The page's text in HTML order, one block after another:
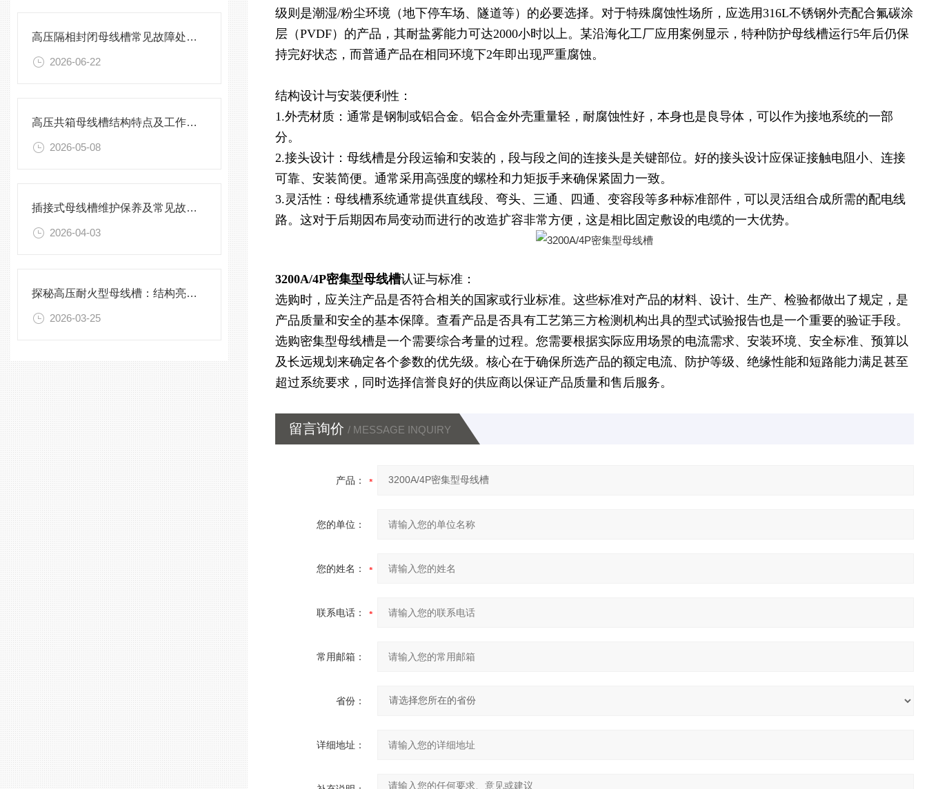
高压隔相封闭母线槽常见故障处理方案
2026-06-22
高压共箱母线槽结构特点及工作原理
2026-05-08
插接式母线槽维护保养及常见故障处理指南
2026-04-03
探秘高压耐火型母线槽：结构亮点与实用效能
2026-03-25
级则是潮湿/粉尘环境（地下停车场、隧道等）的必要选择。对于特殊腐蚀性场所，应选用316L不锈钢外壳配合氟碳涂
层（PVDF）的产品，其耐盐雾能力可达2000小时以上。某沿海化工厂应用案例显示，特种防护母线槽运行5年后仍保
持完好状态，而普通产品在相同环境下2年即出现严重腐蚀。
结构设计与安装便利性：
1.外壳材质：通常是钢制或铝合金。铝合金外壳重量轻，耐腐蚀性好，本身也是良导体，可以作为接地系统的一部
分。
2.接头设计：母线槽是分段运输和安装的，段与段之间的连接头是关键部位。好的接头设计应保证接触电阻小、连接
可靠、安装简便。通常采用高强度的螺栓和力矩扳手来确保紧固力一致。
3.灵活性：母线槽系统通常提供直线段、弯头、三通、四通、变容段等多种标准部件，可以灵活组合成所需的配电线
路。这对于后期因布局变动而进行的改造扩容非常方便，这是相比固定敷设的电缆的一大优势。
3200A/4P密集型母线槽认证与标准：
选购时，应关注产品是否符合相关的国家或行业标准。这些标准对产品的材料、设计、生产、检验都做出了规定，是
产品质量和安全的基本保障。查看产品是否具有工艺第三方检测机构出具的型式试验报告也是一个重要的验证手段。
选购密集型母线槽是一个需要综合考量的过程。您需要根据实际应用场景的电流需求、安装环境、安全标准、预算以
及长远规划来确定各个参数的优先级。核心在于确保所选产品的额定电流、防护等级、绝缘性能和短路能力满足甚至
超过系统要求，同时选择信誉良好的供应商以保证产品质量和售后服务。
留言询价 / MESSAGE INQUIRY
产品：
您的单位：
您的姓名：
联系电话：
常用邮箱：
省份：
详细地址：